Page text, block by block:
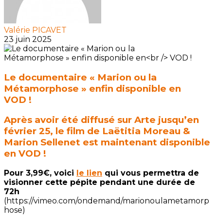
Valérie PICAVET
23 juin 2025
Le documentaire « Marion ou la
Métamorphose » enfin disponible en
VOD !
Après avoir été diffusé sur Arte jusqu’en
février 25, le film de Laëtitia Moreau &
Marion Sellenet est maintenant disponible
en VOD !
Pour 3,99€, voici le lien qui vous permettra de
visionner cette pépite pendant une durée de
72h
(https://vimeo.com/ondemand/marionoulametamorp
hose)